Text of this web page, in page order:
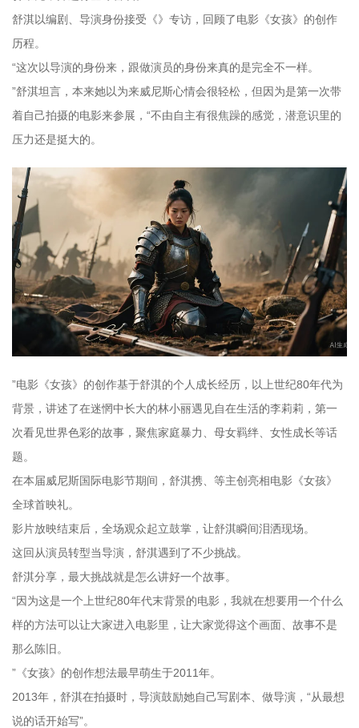
舒淇以编剧、导演身份接受《》专访，回顾了电影《女孩》的创作
历程。
“这次以导演的身份来，跟做演员的身份来真的是完全不一样。
”舒淇坦言，本来她以为来威尼斯心情会很轻松，但因为是第一次带
着自己拍摄的电影来参展，“不由自主有很焦躁的感觉，潜意识里的
压力还是挺大的。
”电影《女孩》的创作基于舒淇的个人成长经历，以上世纪80年代为
背景，讲述了在迷惘中长大的林小丽遇见自在生活的李莉莉，第一
次看见世界色彩的故事，聚焦家庭暴力、母女羁绊、女性成长等话
题。
在本届威尼斯国际电影节期间，舒淇携、等主创亮相电影《女孩》
全球首映礼。
影片放映结束后，全场观众起立鼓掌，让舒淇瞬间泪洒现场。
这回从演员转型当导演，舒淇遇到了不少挑战。
舒淇分享，最大挑战就是怎么讲好一个故事。
“因为这是一个上世纪80年代末背景的电影，我就在想要用一个什么
样的方法可以让大家进入电影里，让大家觉得这个画面、故事不是
那么陈旧。
”《女孩》的创作想法最早萌生于2011年。
2013年，舒淇在拍摄时，导演鼓励她自己写剧本、做导演，“从最想
说的话开始写”。